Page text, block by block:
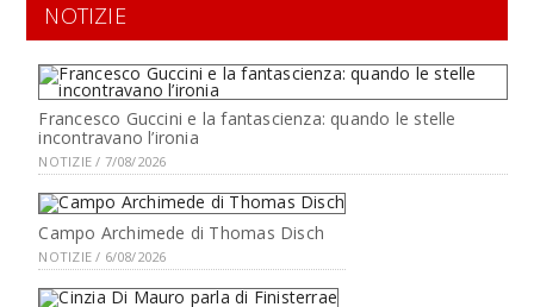
NOTIZIE
Francesco Guccini e la fantascienza: quando le stelle
incontravano l’ironia
NOTIZIE / 7/08/2026
Campo Archimede di Thomas Disch
NOTIZIE / 6/08/2026